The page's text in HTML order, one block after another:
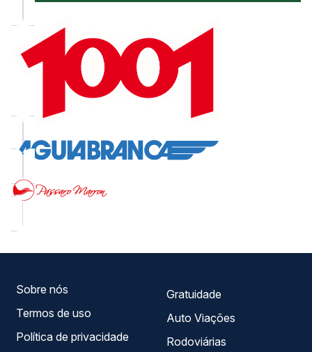
Sobre nós
Termos de uso
Política de privacidade
Gratuidade
Auto Viações
Rodoviárias